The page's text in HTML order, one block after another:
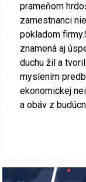
prameňom
zamestnanci
pokladom
znamená aj
duchu žil a
myslením
ekonomickej
a obáv z